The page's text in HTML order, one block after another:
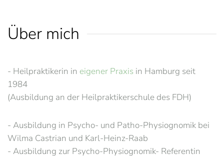
Über mich
- Heilpraktikerin in eigener Praxis in Hamburg seit
1984
(Ausbildung an der Heilpraktikerschule des FDH)
- Ausbildung in Psycho- und Patho-Physiognomik bei
Wilma Castrian und Karl-Heinz-Raab
- Ausbildung zur Psycho-Physiognomik- Referentin